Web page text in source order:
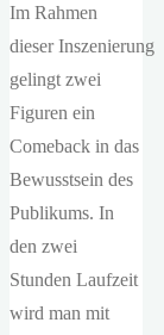
Im Rahmen
dieser Inszenierung
gelingt zwei
Figuren ein
Comeback in das
Bewusstsein des
Publikums. In
den zwei
Stunden Laufzeit
wird man mit